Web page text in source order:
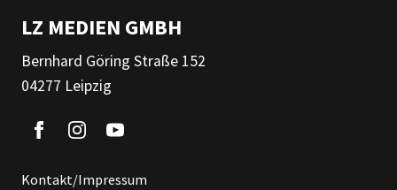
LZ MEDIEN GMBH
Bernhard Göring Straße 152
04277 Leipzig
Kontakt/Impressum